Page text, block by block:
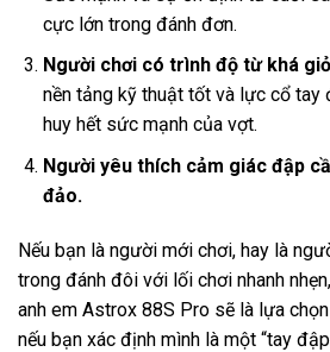
cực lớn trong đánh đơn.
Người chơi có trình độ từ khá
nền tảng kỹ thuật tốt và lực cổ tay
huy hết sức mạnh của vợt.
Người yêu thích cảm giác đập
đảo.
Nếu bạn là người mới chơi, hay là
trong đánh đôi với lối chơi nhanh
anh em Astrox 88S Pro sẽ là lựa
nếu bạn xác định mình là một “tay